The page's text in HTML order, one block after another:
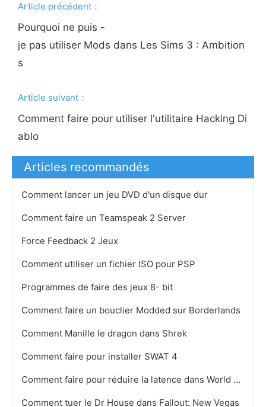
Article précédent：
Pourquoi ne puis -
je pas utiliser Mods dans Les Sims 3 : Ambition
s
Article suivant：
Comment faire pour utiliser l'utilitaire Hacking Di
ablo
Articles recommandés
Comment lancer un jeu DVD d'un disque dur
Comment faire un Teamspeak 2 Server
Force Feedback 2 Jeux
Comment utiliser un fichier ISO pour PSP
Programmes de faire des jeux 8- bit
Comment faire un bouclier Modded sur Borderlands
Comment Manille le dragon dans Shrek
Comment faire pour installer SWAT 4
Comment faire pour réduire la latence dans World of Warcraft
Comment tuer le Dr House dans Fallout: New Vegas